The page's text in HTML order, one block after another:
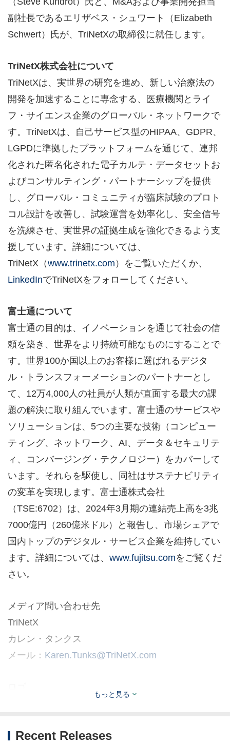
副社長であるエリザベス・シュワート（Elizabeth
Schwert）氏が、TriNetXの取締役に就任します。
TriNetX株式会社について
TriNetXは、実世界の研究を進め、新しい治療法の
開発を加速することに専念する、医療機関とライ
フ・サイエンス企業のグローバル・ネットワークで
す。TriNetXは、自己サービス型のHIPAA、GDPR、
LGPDに準拠したプラットフォームを通じて、連邦
化された匿名化された電子カルテ・データセットお
よびコンサルティング・パートナーシップを提供
し、グローバル・コミュニティが臨床試験のプロト
コル設計を改善し、試験運営を効率化し、安全信号
を洗練させ、実世界の証拠生成を強化できるよう支
援しています。詳細については、
TriNetX（www.trinetx.com ）をご覧いただくか、
LinkedInでTriNetXをフォローしてください。
富士通について
富士通の目的は、イノベーションを通じて社会の信
頼を築き、世界をより持続可能なものにすることで
す。世界100か国以上のお客様に選ばれるデジタ
ル・トランスフォーメーションのパートナーとし
て、12万4,000人の社員が人類が直面する最大の課
題の解決に取り組んでいます。富士通のサービスや
ソリューションは、5つの主要な技術（コンピュー
ティング、ネットワーク、AI、データ＆セキュリテ
ィ、コンバージング・テクノロジー）をカバーして
います。それらを駆使し、同社はサステナビリティ
の変革を実現します。富士通株式会社
（TSE:6702）は、2024年3月期の連結売上高を3兆
7000億円（260億米ドル）と報告し、市場シェアで
国内トップのデジタル・サービス企業を維持してい
ます。詳細については、 www.fujitsu.comをご覧くだ
さい。
メディア問い合わせ先
TriNetX
カレン・タンクス
メール： Karen.Tunks@TriNetX.com
もっと見る
Recent Releases